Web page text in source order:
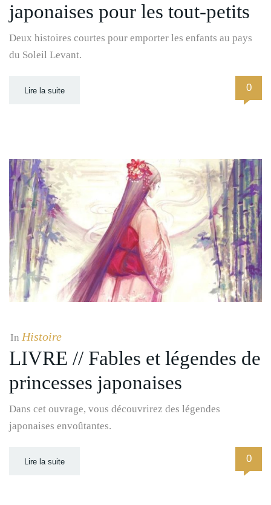
japonaises pour les tout-petits
Deux histoires courtes pour emporter les enfants au pays
du Soleil Levant.
Lire la suite 0
In Histoire
LIVRE // Fables et légendes de
princesses japonaises
Dans cet ouvrage, vous découvrirez des légendes
japonaises envoûtantes.
Lire la suite 0